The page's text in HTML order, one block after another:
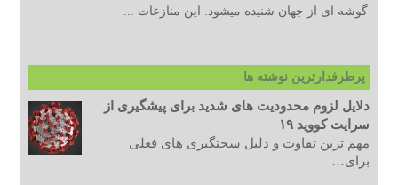
گوشه ای از جهان شنیده میشود. این منازعات ...
پرطرفدارترین نوشته ها
دلایل لزوم محدودیت های شدید برای پیشگیری از
سرایت کووید ۱۹
مهم ترین تفاوت و دلیل سختگیری های فعلی
برای…